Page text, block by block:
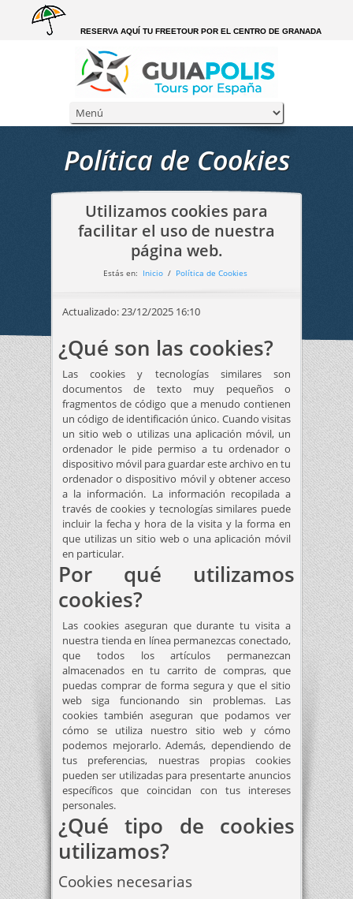
RESERVA AQUÍ TU FREETOUR POR EL CENTRO DE GRANADA
Política de Cookies
Utilizamos cookies para
facilitar el uso de nuestra
página web.
Estás en: Inicio / Política de Cookies
Actualizado:23/12/2025 16:10
¿Qué son las cookies?
Las cookies y tecnologías similares son
documentos de texto muy pequeños o
fragmentos de código que a menudo contienen
un código de identificación único. Cuando visitas
un sitio web o utilizas una aplicación móvil, un
ordenador le pide permiso a tu ordenador o
dispositivo móvil para guardar este archivo en tu
ordenador o dispositivo móvil y obtener acceso
a la información. La información recopilada a
través de cookies y tecnologías similares puede
incluir la fecha y hora de la visita y la forma en
que utilizas un sitio web o una aplicación móvil
en particular.
Por qué utilizamos
cookies?
Las cookies aseguran que durante tu visita a
nuestra tienda en línea permanezcas conectado,
que todos los artículos permanezcan
almacenados en tu carrito de compras, que
puedas comprar de forma segura y que el sitio
web siga funcionando sin problemas. Las
cookies también aseguran que podamos ver
cómo se utiliza nuestro sitio web y cómo
podemos mejorarlo. Además, dependiendo de
tus preferencias, nuestras propias cookies
pueden ser utilizadas para presentarte anuncios
específicos que coincidan con tus intereses
personales.
¿Qué tipo de cookies
utilizamos?
Cookies necesarias